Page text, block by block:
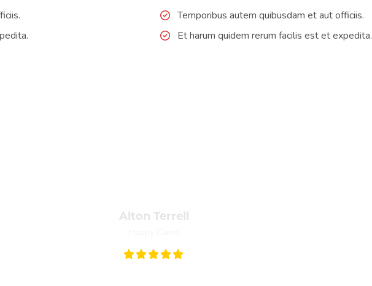
Temporibus autem quibusdam et aut officiis.
Et harum quidem rerum facilis est et expedita.
Alton Terrell